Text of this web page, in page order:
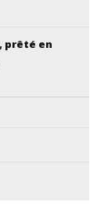
prêté en